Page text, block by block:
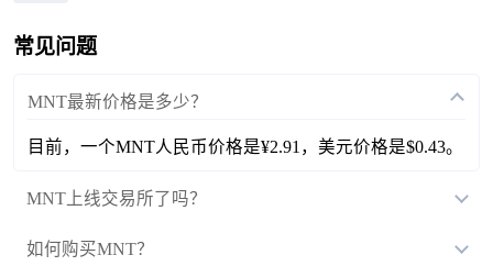
常见问题
MNT最新价格是多少？
目前，一个MNT人民币价格是¥2.91，美元价格是$0.43。
MNT上线交易所了吗？
如何购买MNT？